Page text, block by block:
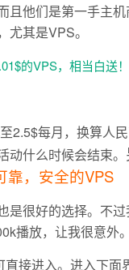
且他们是第一手主
其是VPS。
2.5$每月，换算人
什么时候会结束。
靠，安全的VPS
是很好的选择。不
播放，让我很意外
接进入。进入下面